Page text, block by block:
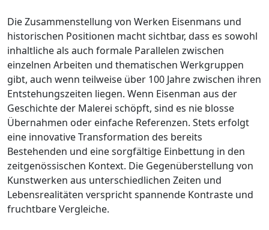
Die Zusammenstellung von Werken Eisenmans und
historischen Positionen macht sichtbar, dass es sowohl
inhaltliche als auch formale Parallelen zwischen
einzelnen Arbeiten und thematischen Werkgruppen
gibt, auch wenn teilweise über 100 Jahre zwischen ihren
Entstehungszeiten liegen. Wenn Eisenman aus der
Geschichte der Malerei schöpft, sind es nie blosse
Übernahmen oder einfache Referenzen. Stets erfolgt
eine innovative Transformation des bereits
Bestehenden und eine sorgfältige Einbettung in den
zeitgenössischen Kontext. Die Gegenüberstellung von
Kunstwerken aus unterschiedlichen Zeiten und
Lebensrealitäten verspricht spannende Kontraste und
fruchtbare Vergleiche.